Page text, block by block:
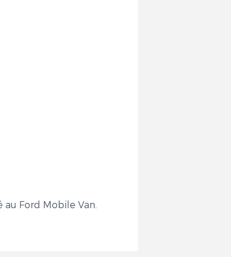
Ford Mobile Van.